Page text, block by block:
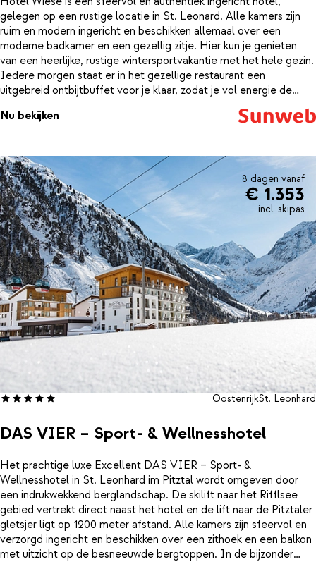
gelegen op een rustige locatie in St. Leonard. Alle kamers zijn
ruim en modern ingericht en beschikken allemaal over een
moderne badkamer en een gezellig zitje. Hier kun je genieten
van een heerlijke, rustige wintersportvakantie met het hele gezin.
Iedere morgen staat er in het gezellige restaurant een
uitgebreid ontbijtbuffet voor je klaar, zodat je vol energie de
ontspannende duik in het mooie verwarmde buitenzwembad
Nu bekijken
8 dagen vanaf
€ 1.353
incl. skipas
DAS VIER – Sport- & Wellnesshotel
OostenrijkSt. Leonhard
Het prachtige luxe Excellent DAS VIER – Sport- &
Wellnesshotel in St. Leonhard im Pitztal wordt omgeven door
een indrukwekkend berglandschap. De skilift naar het Rifflsee
gebied vertrekt direct naast het hotel en de lift naar de Pitztaler
gletsjer ligt op 1200 meter afstand. Alle kamers zijn sfeervol en
verzorgd ingericht en beschikken over een zithoek en een balkon
met uitzicht op de besneeuwde bergtoppen. In de bijzonder